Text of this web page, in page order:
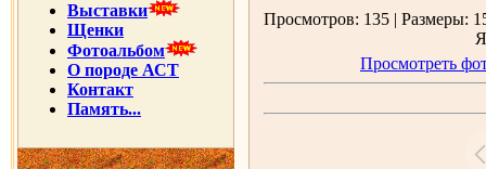
Выставки
Щенки
Фотоальбом
О породе АСТ
Контакт
Память...
Просмотров: 135 | Размеры:
Просмотреть